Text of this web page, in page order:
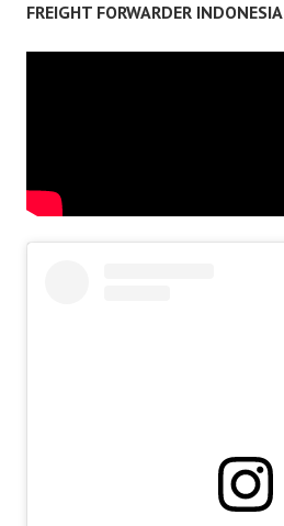
FREIGHT FORWARDER INDONESIA